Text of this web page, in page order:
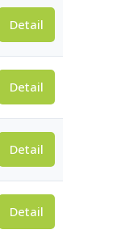
Detail
Detail
Detail
Detail